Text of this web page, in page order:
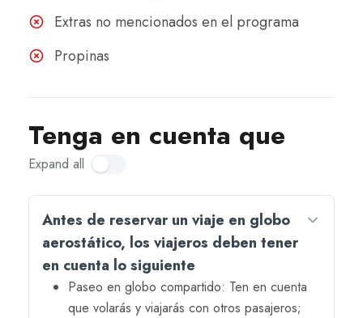
Extras no mencionados en el programa
Propinas
Tenga en cuenta que
Expand all
Antes de reservar un viaje en globo
aerostático, los viajeros deben tener
en cuenta lo siguiente
Paseo en globo compartido: Ten en cuenta
que volarás y viajarás con otros pasajeros;